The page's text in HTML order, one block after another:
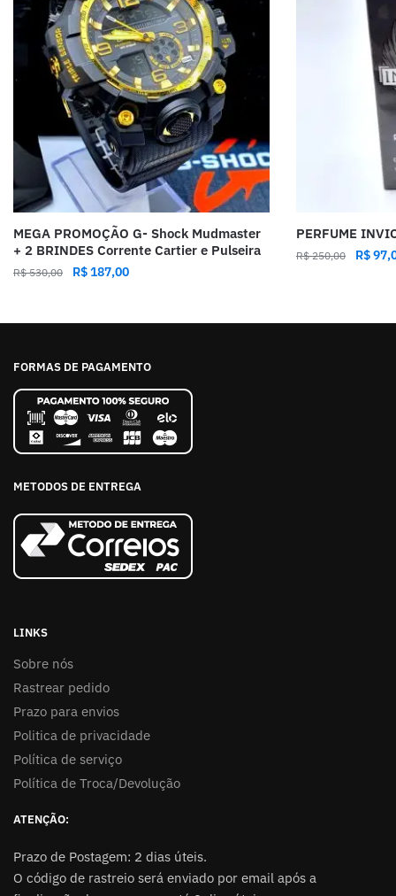
MEGA PROMOÇÃO G- Shock Mudmaster
+ 2 BRINDES Corrente Cartier e Pulseira
R$530,00 R$187,00
PERFUME
R$250,00 R$
FORMAS DE PAGAMENTO
METODOS DE ENTREGA
LINKS
Sobre nós
Rastrear pedido
Prazo para envios
Politica de privacidade
Política de serviço
Política de Troca/Devolução
ATENÇÃO:
Prazo de Postagem: 2 dias úteis.
O código de rastreio será enviado por email após a